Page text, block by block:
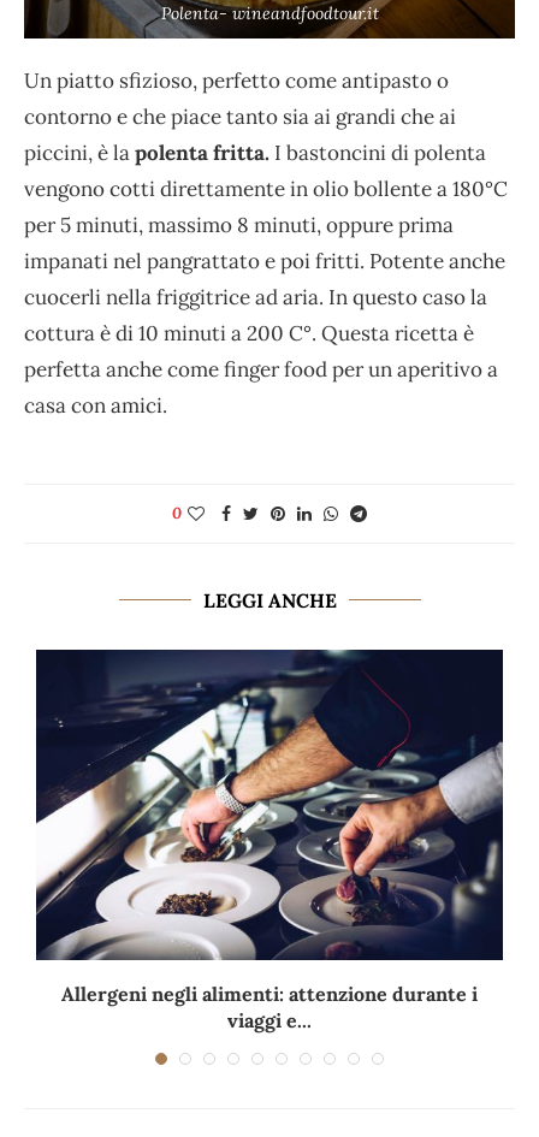
Polenta- wineandfoodtour.it
Un piatto sfizioso, perfetto come antipasto o
contorno e che piace tanto sia ai grandi che ai
piccini, è lapolenta fritta. I bastoncini di polenta
vengono cotti direttamente in olio bollente a 180°C
per 5 minuti, massimo 8 minuti, oppure prima
impanati nel pangrattato e poi fritti. Potente anche
cuocerli nella friggitrice ad aria. In questo caso la
cottura è di 10 minuti a 200 C°. Questa ricetta è
perfetta anche come finger food per un aperitivo a
casa con amici.
0
LEGGI ANCHE
Allergeni negli alimenti: attenzione durante i
viaggi e...